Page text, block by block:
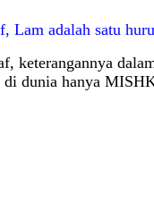
Lam adalah satu
keterangannya
dunia hanya